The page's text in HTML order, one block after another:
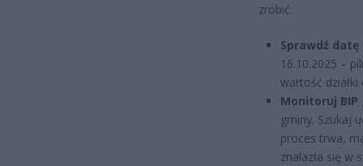
zrobić:
Sprawdź
16.10.2025 –
wartość
Monitoruj BIP
gminy. Szukaj
proces trwa,
znalazła się w